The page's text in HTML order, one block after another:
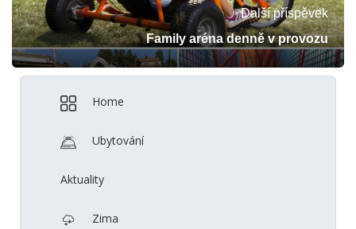
Další příspěvek
Family aréna denně v provozu
Home
Ubytování
Aktuality
Zima